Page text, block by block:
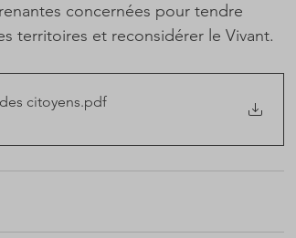
concernées pour tendre
territoires et reconsidérer le Vivant.
des citoyens.pdf